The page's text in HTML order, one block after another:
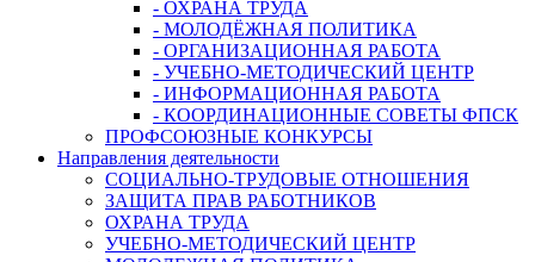
- ОХРАНА ТРУДА
- МОЛОДЁЖНАЯ ПОЛИТИКА
- ОРГАНИЗАЦИОННАЯ РАБОТА
- УЧЕБНО-МЕТОДИЧЕСКИЙ ЦЕНТР
- ИНФОРМАЦИОННАЯ РАБОТА
- КООРДИНАЦИОННЫЕ СОВЕТЫ ФПСК
ПРОФСОЮЗНЫЕ КОНКУРСЫ
Направления деятельности
СОЦИАЛЬНО-ТРУДОВЫЕ ОТНОШЕНИЯ
ЗАЩИТА ПРАВ РАБОТНИКОВ
ОХРАНА ТРУДА
УЧЕБНО-МЕТОДИЧЕСКИЙ ЦЕНТР